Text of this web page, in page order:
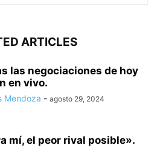
ARTICLES
las negociaciones de hoy
en vivo.
Mendoza - agosto 29, 2024
mí, el peor rival posible».